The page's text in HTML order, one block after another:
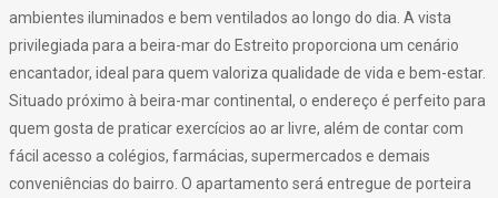
ambientes iluminados e bem ventilados ao longo do dia. A vista
privilegiada para a beira-mar do Estreito proporciona um cenário
encantador, ideal para quem valoriza qualidade de vida e bem-estar.
Situado próximo à beira-mar continental, o endereço é perfeito para
quem gosta de praticar exercícios ao ar livre, além de contar com
fácil acesso a colégios, farmácias, supermercados e demais
conveniências do bairro. O apartamento será entregue de porteira